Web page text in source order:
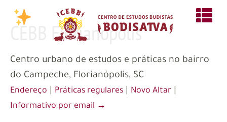
CEBB Florianópolis
Centro urbano de estudos e práticas no bairro
do Campeche, Florianópolis, SC
Endereço Práticas regulares Novo Altar
Informativo por email →